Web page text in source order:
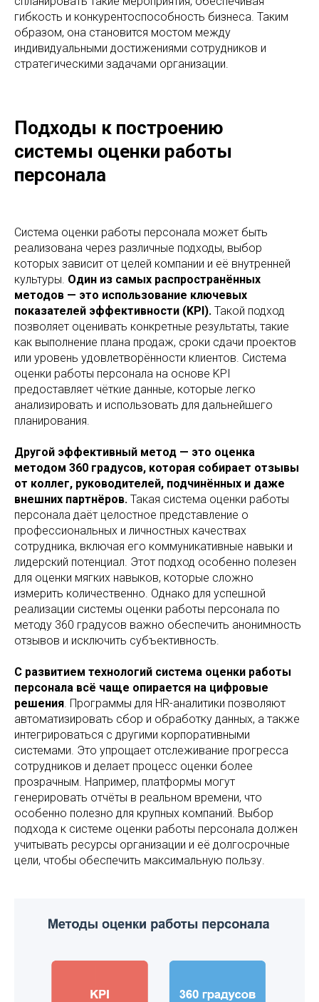
гибкость и конкурентоспособность бизнеса. Таким
образом, она становится мостом между
индивидуальными достижениями сотрудников и
стратегическими задачами организации.
Подходы к построению
системы оценки работы
персонала
Система оценки работы персонала может быть
реализована через различные подходы, выбор
которых зависит от целей компании и её внутренней
культуры. Один из самых распространённых
методов — это использование ключевых
показателей эффективности (KPI). Такой подход
позволяет оценивать конкретные результаты, такие
как выполнение плана продаж, сроки сдачи проектов
или уровень удовлетворённости клиентов. Система
оценки работы персонала на основе KPI
предоставляет чёткие данные, которые легко
анализировать и использовать для дальнейшего
планирования.
Другой эффективный метод — это оценка
методом 360 градусов, которая собирает отзывы
от коллег, руководителей, подчинённых и даже
внешних партнёров. Такая система оценки работы
персонала даёт целостное представление о
профессиональных и личностных качествах
сотрудника, включая его коммуникативные навыки и
лидерский потенциал. Этот подход особенно полезен
для оценки мягких навыков, которые сложно
измерить количественно. Однако для успешной
реализации системы оценки работы персонала по
методу 360 градусов важно обеспечить анонимность
отзывов и исключить субъективность.
С развитием технологий система оценки работы
персонала всё чаще опирается на цифровые
решения. Программы для HR-аналитики позволяют
автоматизировать сбор и обработку данных, а также
интегрироваться с другими корпоративными
системами. Это упрощает отслеживание прогресса
сотрудников и делает процесс оценки более
прозрачным. Например, платформы могут
генерировать отчёты в реальном времени, что
особенно полезно для крупных компаний. Выбор
подхода к системе оценки работы персонала должен
учитывать ресурсы организации и её долгосрочные
цели, чтобы обеспечить максимальную пользу.